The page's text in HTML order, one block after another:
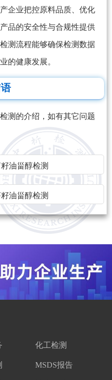
企业把控原料品质、优化
品的安全性与合规性提供
测流程能够确保检测数据
的健康发展。
测的介绍，如有其它问题
油甾醇检测
油甾醇检测
化工检测
MSDS报告